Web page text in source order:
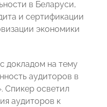
в Беларуси,
и сертификации
экономики
докладом на тему
аудиторов в
Спикер осветил
аудиторов к